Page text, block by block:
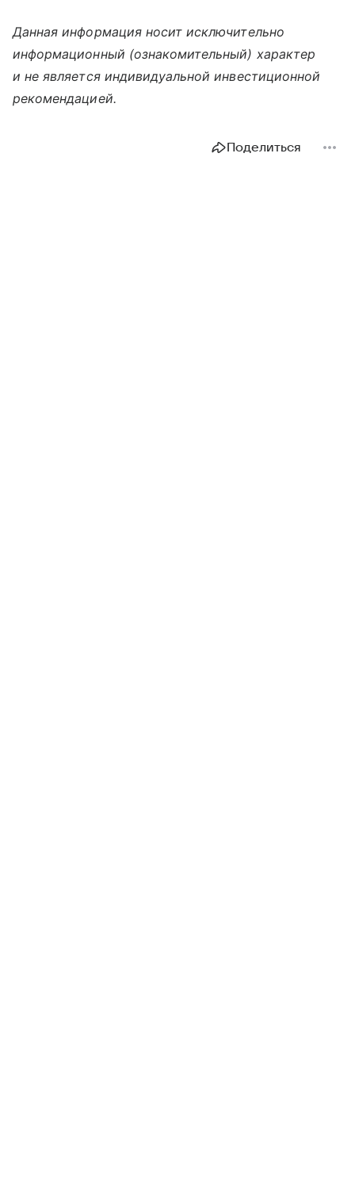
Данная информация носит исключительно
информационный (ознакомительный) характер
и не является индивидуальной инвестиционной
рекомендацией.
Поделиться